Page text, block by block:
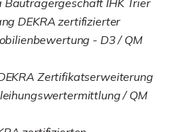
DEKRA zertifizierter
- D3 / QM
Zertifikatserweiterung
/ QM